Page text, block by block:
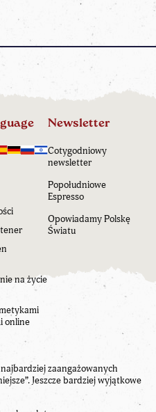
na życie
online
Newsletter
Cotygodniowy
newsletter
Popołudniowe
Espresso
Opowiadamy Polskę
Światu
zaangażowanych
Jeszcze bardziej wyjątkowe